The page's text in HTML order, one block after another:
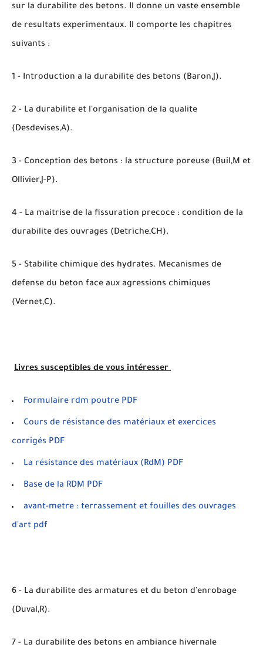
sur la durabilite des betons. Il donne un vaste ensemble
de resultats experimentaux. Il comporte les chapitres
suivants :
1 - Introduction a la durabilite des betons (Baron,J).
2 - La durabilite et l'organisation de la qualite
(Desdevises,A).
3 - Conception des betons : la structure poreuse (Buil,M et
Ollivier,J-P).
4 - La maitrise de la fissuration precoce : condition de la
durabilite des ouvrages (Detriche,CH).
5 - Stabilite chimique des hydrates. Mecanismes de
defense du beton face aux agressions chimiques
(Vernet,C).
Livres susceptibles de vous intéresser
Formulaire rdm poutre PDF
Cours de résistance des matériaux et exercices
corrigés PDF
La résistance des matériaux (RdM) PDF
Base de la RDM PDF
avant-metre : terrassement et fouilles des ouvrages
d'art pdf
6 - La durabilite des armatures et du beton d'enrobage
(Duval,R).
7 - La durabilite des betons en ambiance hivernale